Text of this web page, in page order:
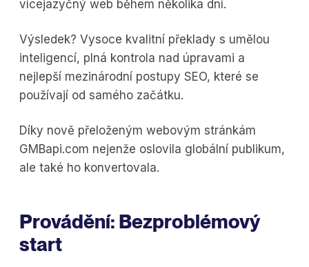
vícejazyčný web během několika dní.
Výsledek? Vysoce kvalitní překlady s umělou
inteligencí, plná kontrola nad úpravami a
nejlepší mezinárodní postupy SEO, které se
používají od samého začátku.
Díky nově přeloženým webovým stránkám
GMBapi.com nejenže oslovila globální publikum,
ale také ho konvertovala.
Provádění: Bezproblémový
start